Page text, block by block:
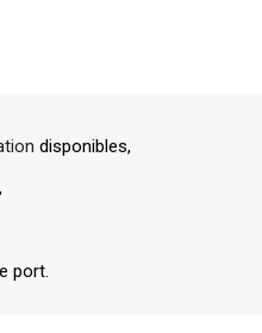
disponibles,
,
port.